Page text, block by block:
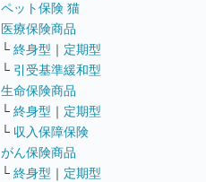
ペット保険 猫
医療保険商品
└ 終身型 ｜ 定期型
└ 引受基準緩和型
生命保険商品
└ 終身型 ｜ 定期型
└ 収入保障保険
がん保険商品
└ 終身型 ｜ 定期型